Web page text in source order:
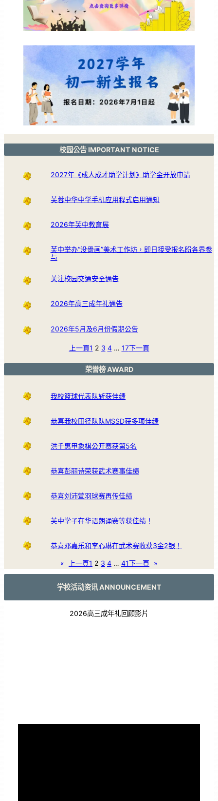
校园公告 IMPORTANT NOTICE
2027年《成人成才助学计划》助学金开放申请
芙蓉中华中学手机应用程式启用通知
2026年芙中教育展
芙中举办“没骨画”美术工作坊，即日接受报名盼各界参
与
关注校园交通安全通告
2026年高三成年礼通告
2026年5月及6月份假期公告
上一頁1 2 3 4 … 17下一頁
荣誉榜 AWARD
我校篮球代表队斩获佳绩
恭喜我校田径队队MSSD获多项佳绩
洪千惠甲象棋公开赛获第5名
恭喜彭丽诗荣获武术赛事佳绩
恭喜刘沛萱羽球赛再传佳绩
芙中学子在华语朗诵赛等获佳绩！
恭喜邓嘉乐和李心琳在武术赛收获3金2银！
« 上一頁1 2 3 4 … 41下一頁 »
学校活动资讯 ANNOUNCEMENT
2026高三成年礼回顾影片